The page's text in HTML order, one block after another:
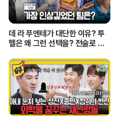
데 라 푸엔테가 대단한 이유? 투
헬은 왜 그런 선택을? 전술로 보